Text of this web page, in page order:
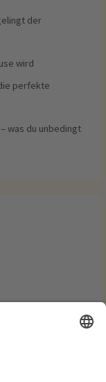
der
wird
perfekte
was du unbedingt